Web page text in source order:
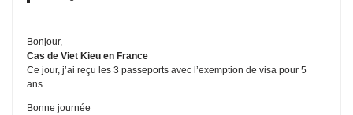
Bonjour,
Cas de Viet Kieu en France
Ce jour, j’ai reçu les 3 passeports avec l’exemption de visa pour 5
ans.
Bonne journée